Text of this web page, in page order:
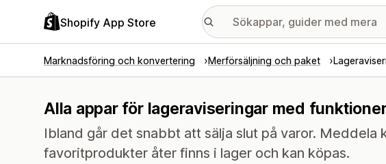
Shopify App Store
Marknadsföring och konvertering Merförsäljning och paket
Alla appar för lageraviseringar med
Ibland går det snabbt att sälja slut på varor. Meddela
favoritprodukter åter finns i lager och kan köpas.